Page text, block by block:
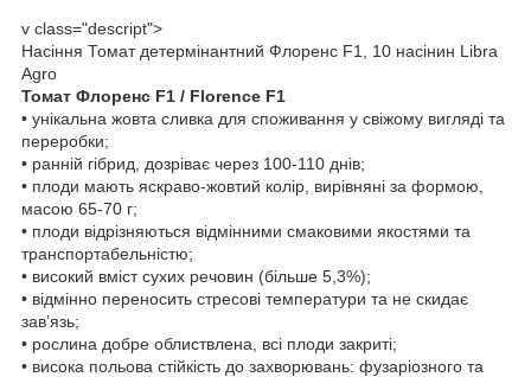
v class="descript">
Насіння Томат детермінантний Флоренс F1, 10 насінин Libra
Agro
Томат Флоренс F1 / Florence F1
• унікальна жовта сливка для споживання у свіжому вигляді та
переробки;
• ранній гібрид, дозріває через 100-110 днів;
• плоди мають яскраво-жовтий колір, вирівняні за формою,
масою 65-70 г;
• плоди відрізняються відмінними смаковими якостями та
транспортабельністю;
• високий вміст сухих речовин (більше 5,3%);
• відмінно переносить стресові температури та не скидає
зав’язь;
• рослина добре облиствлена, всі плоди закриті;
• висока польова стійкість до захворювань: фузаріозного та